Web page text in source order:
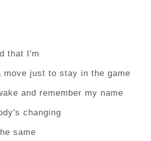
that I'm
move just to stay in the game
and remember my name
changing
same